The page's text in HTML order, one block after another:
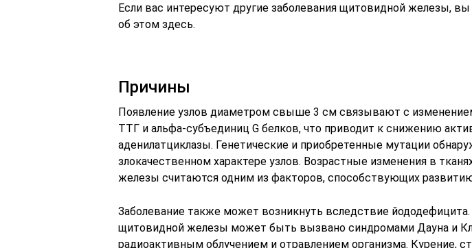
Если вас интересуют другие заболевания щитовидной железы,
об этом здесь.
Причины
Появление узлов диаметром свыше 3 см связывают с
ТТГ и альфа-субъединиц G белков, что приводит к снижению
аденилатциклазы. Генетические и приобретенные мутации
злокачественном характере узлов. Возрастные изменения в
железы считаются одним из факторов, способствующих
Заболевание также может возникнуть вследствие
щитовидной железы может быть вызвано синдромами Дауна и
радиоактивным облучением и отравлением организма. Курение,